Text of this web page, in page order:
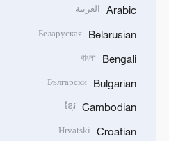
Arabic العربية
Belarusian
Беларуская
Bengali
বাংলা
Bulgarian
Български
Cambodian
ខ្មែរ
Croatian
Hrvatski